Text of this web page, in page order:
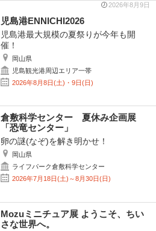
2026年8月9日
児島港ENNICHI2026
児島港最大規模の夏祭りが今年も開
催！
岡山県
児島観光港周辺エリア一帯
2026年8月8日(土)・9日(日)
倉敷科学センター 夏休み企画展
「恐竜センター」
卵の謎(なぞ)を解き明かせ！
岡山県
ライフパーク倉敷科学センター
2026年7月18日(土)～8月30日(日)
Mozuミニチュア展 ようこそ、ちい
さな世界へ。